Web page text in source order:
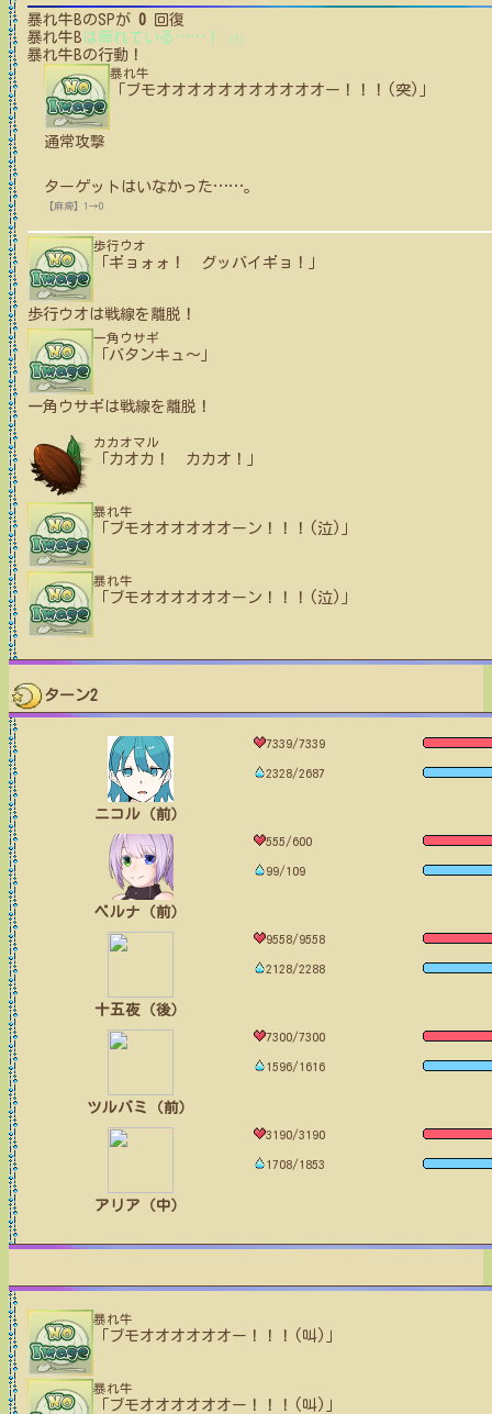
暴れ牛BのSPが 0 回復
暴れ牛B は痺れている …… ！ (1)
暴れ牛Bの行動！
暴れ牛
「ブモオオオオオオオオオオオー！！！(突)」
通常攻撃
ターゲットはいなかった……。
【麻痺】1→0
歩行ウオ
「ギョォォ！ グッバイギョ！」
歩行ウオは戦線を離脱！
一角ウサギ
「バタンキュ〜」
一角ウサギは戦線を離脱！
カカオマル
「カオカ！ カカオ！」
暴れ牛
「ブモオオオオオオーン！！！(泣)」
暴れ牛
「ブモオオオオオオーン！！！(泣)」
ターン2
ニコル（前）
7339/7339
2328/2687
ベルナ（前）
555/600
99/109
十五夜（後）
9558/9558
2128/2288
ツルバミ（前）
7300/7300
1596/1616
アリア（中）
3190/3190
1708/1853
暴れ牛
「ブモオオオオオオー！！！(叫)」
暴れ牛
「ブモオオオオオオー！！！(叫)」